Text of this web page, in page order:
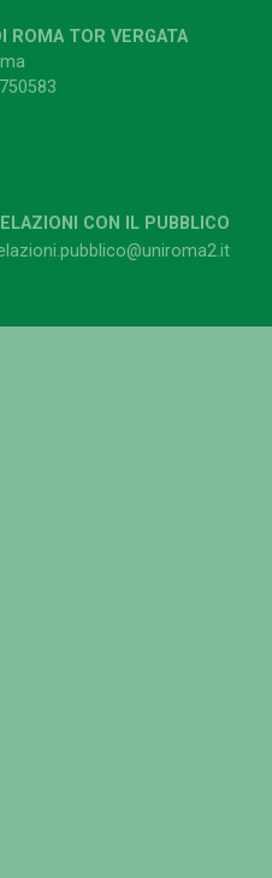
ROMA TOR VERGATA
CON IL PUBBLICO